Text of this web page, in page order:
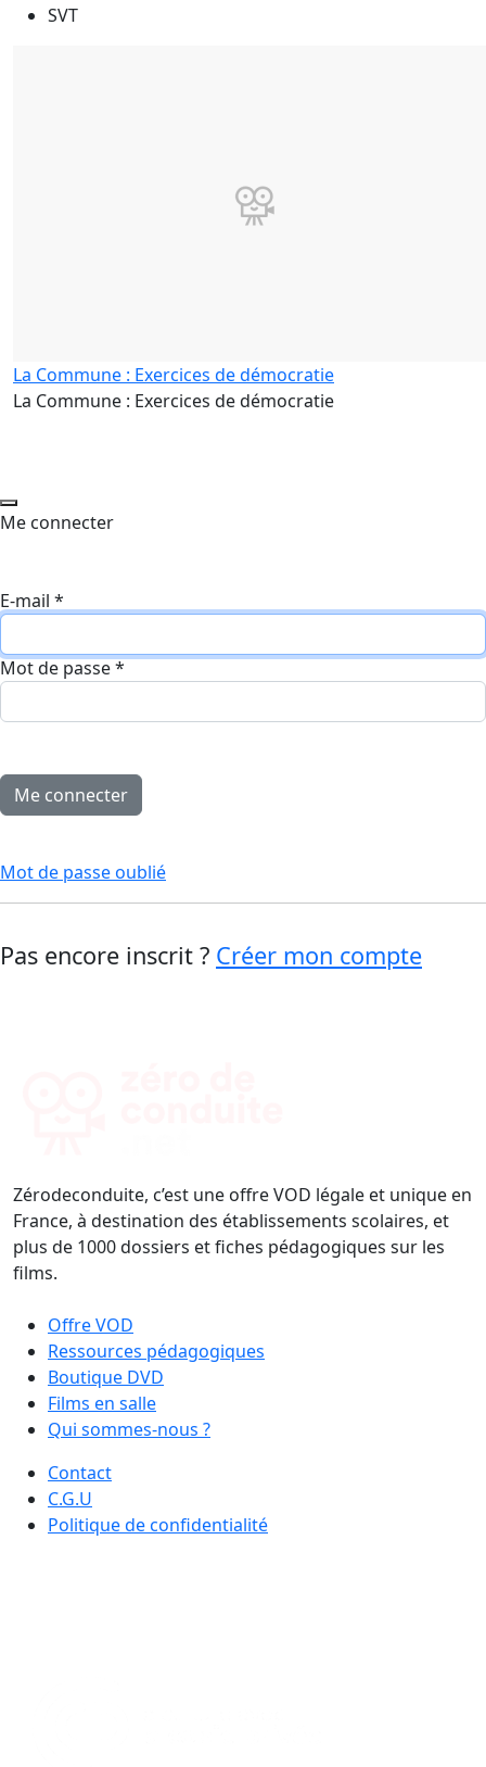
SVT
La Commune : Exercices de démocratie
La Commune : Exercices de démocratie
Me connecter
E-mail *
Mot de passe*
Mot de passe oublié
Pas encore inscrit ? Créer mon compte
Zérodeconduite, c’est une offre VOD légale et unique en
France, à destination des établissements scolaires, et
plus de 1000 dossiers et fiches pédagogiques sur les
films.
Offre VOD
Ressources pédagogiques
Boutique DVD
Films en salle
Qui sommes-nous ?
Contact
C.G.U
Politique de confidentialité